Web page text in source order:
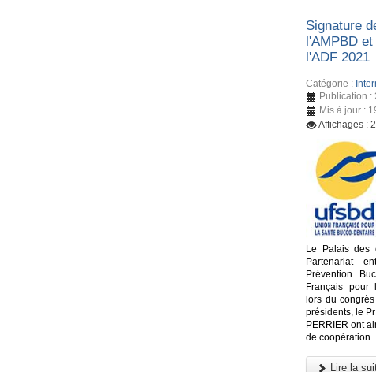
Signature
l'AMPBD
l'ADF 2021
Catégorie :
Publication :
Mis à jour :
Affichages :
Le Palais des
Partenariat
Prévention
Français pour
lors du
présidents, le
PERRIER ont
de coopération.
Lire la